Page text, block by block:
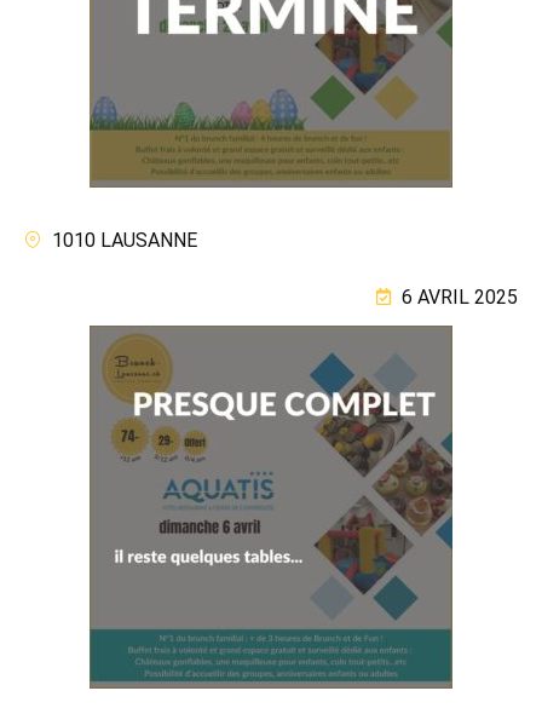
1010 LAUSANNE
6 AVRIL 2025